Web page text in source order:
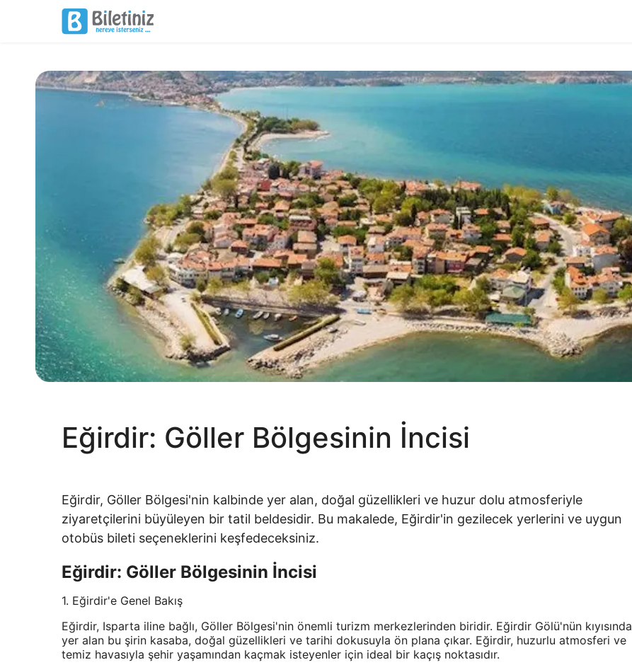
Eğirdir: Göller Bölgesinin İncisi
Eğirdir, Göller Bölgesi'nin kalbinde yer alan, doğal güzellikleri ve huzur dolu atmosferiyle
ziyaretçilerini büyüleyen bir tatil beldesidir. Bu makalede, Eğirdir'in gezilecek yerlerini ve uygun
otobüs bileti seçeneklerini keşfedeceksiniz.
Eğirdir: Göller Bölgesinin İncisi
1. Eğirdir'e Genel Bakış
Eğirdir, Isparta iline bağlı, Göller Bölgesi'nin önemli turizm merkezlerinden biridir. Eğirdir Gölü'nün kıyısında
yer alan bu şirin kasaba, doğal güzellikleri ve tarihi dokusuyla ön plana çıkar. Eğirdir, huzurlu atmosferi ve
temiz havasıyla şehir yaşamından kaçmak isteyenler için ideal bir kaçış noktasıdır.